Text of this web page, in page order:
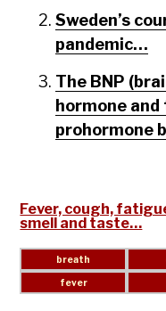
Sweden’s
pandemic…
The BNP
hormone and
prohormone
Fever, cough,
smell and taste…